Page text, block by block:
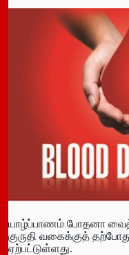
யாழ்ப்பாணம் போதனா
குருதி வகைக்குத்
ஏற்பட்டுள்ளது.